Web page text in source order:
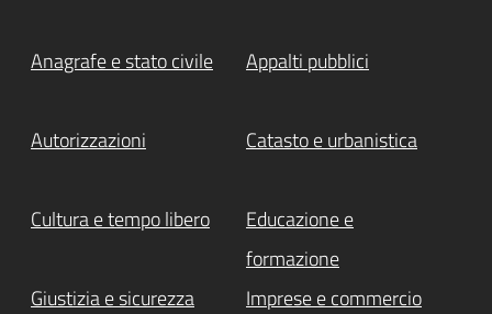
Anagrafe e stato civile Appalti pubblici
Autorizzazioni Catasto e urbanistica
Cultura e tempo libero
Educazione e
formazione
Giustizia e sicurezza
Imprese e commercio